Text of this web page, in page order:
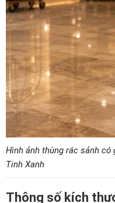
Hình ảnh thùng rác sảnh có
Tinh Xanh
Thông số kích